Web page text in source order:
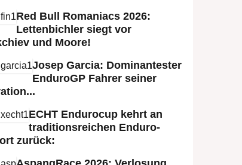
Red Bull Romaniacs 2026:
Lettenbichler siegt vor
und Moore!
Josep Garcia: Dominantester
EnduroGP Fahrer seiner
ECHT Endurocup kehrt an
traditionsreichen Enduro-
zurück: